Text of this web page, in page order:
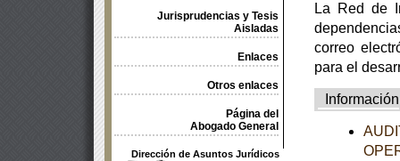
Jurisprudencias y Tesis
Aisladas
Enlaces
Otros enlaces
Página del
Abogado General
Dirección de Asuntos Jurídicos
La Red de
correo
para el
Información